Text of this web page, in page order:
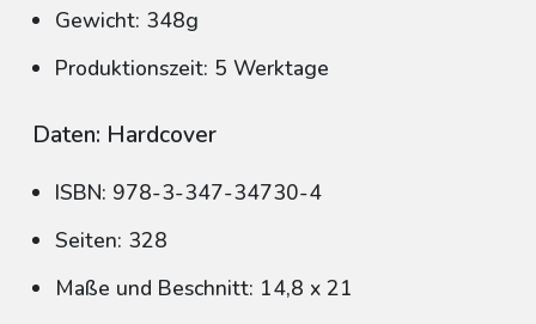
Gewicht: 348g
Produktionszeit: 5 Werktage
Daten: Hardcover
ISBN: 978-3-347-34730-4
Seiten: 328
Maße und Beschnitt: 14,8 x 21